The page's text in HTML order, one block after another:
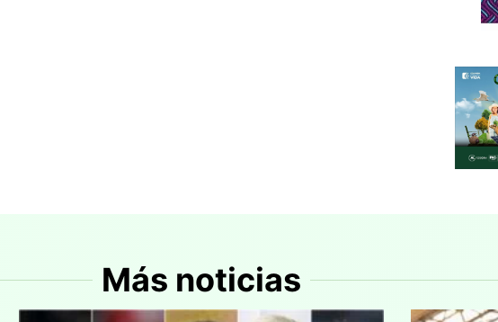
Más noticias